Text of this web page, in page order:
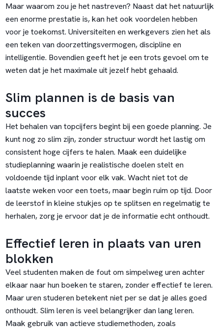
Maar waarom zou je het nastreven? Naast dat het natuurlijk
een enorme prestatie is, kan het ook voordelen hebben
voor je toekomst. Universiteiten en werkgevers zien het als
een teken van doorzettingsvermogen, discipline en
intelligentie. Bovendien geeft het je een trots gevoel om te
weten dat je het maximale uit jezelf hebt gehaald.
Slim plannen is de basis van
succes
Het behalen van topcijfers begint bij een goede planning. Je
kunt nog zo slim zijn, zonder structuur wordt het lastig om
consistent hoge cijfers te halen. Maak een duidelijke
studieplanning waarin je realistische doelen stelt en
voldoende tijd inplant voor elk vak. Wacht niet tot de
laatste weken voor een toets, maar begin ruim op tijd. Door
de leerstof in kleine stukjes op te splitsen en regelmatig te
herhalen, zorg je ervoor dat je de informatie echt onthoudt.
Effectief leren in plaats van uren
blokken
Veel studenten maken de fout om simpelweg uren achter
elkaar naar hun boeken te staren, zonder effectief te leren.
Maar uren studeren betekent niet per se dat je alles goed
onthoudt. Slim leren is veel belangrijker dan lang leren.
Maak gebruik van actieve studiemethoden, zoals